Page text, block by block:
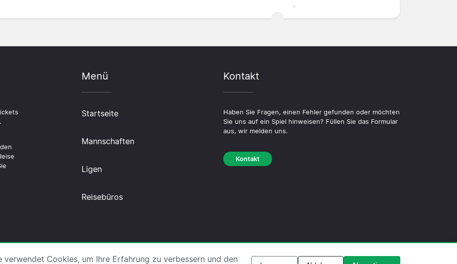
Menü
Startseite
Mannschaften
Ligen
Reisebüros
Kontakt
Haben Sie Fragen, einen Fehler gefunden oder möchten
Sie uns auf ein Spiel hinweisen? Füllen Sie das Formular
aus, wir melden uns.
Kontakt
uns·Impressum· Kontakt·Datenschutzerklärung·Cookie-Richtlinie·Redaktionelle Richtlinie
verwendet Cookies, um Ihre Erfahrung zu verbessern und den